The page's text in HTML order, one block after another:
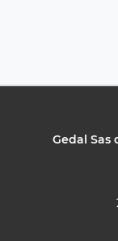
Gedal Sas